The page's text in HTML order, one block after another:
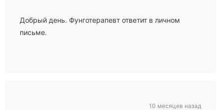
Добрый день. Фунготерапевт ответит в личном
письме.
10 месяцев назад